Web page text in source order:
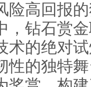
险高回报
，钻石赏
术的绝对
性的独特